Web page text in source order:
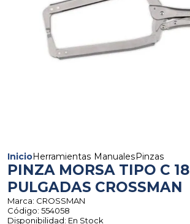
InicioHerramientas Manuales Pinzas
PINZA MORSA TIPO C 18
PULGADAS CROSSMAN
Marca: CROSSMAN
Código: 554058
Disponibilidad: En Stock